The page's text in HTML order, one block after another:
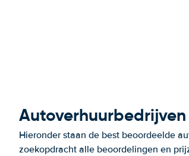
Hieronder staan de best beoordeelde
zoekopdracht alle beoordelingen en